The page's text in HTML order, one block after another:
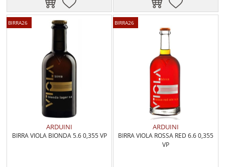
BIRRA26
ARDUINI
BIRRA VIOLA BIONDA 5.6 0,355 VP
BIRRA26
ARDUINI
BIRRA VIOLA ROSSA RED 6.6 0,355
VP